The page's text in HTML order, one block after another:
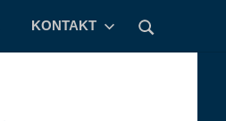
KONTAKT